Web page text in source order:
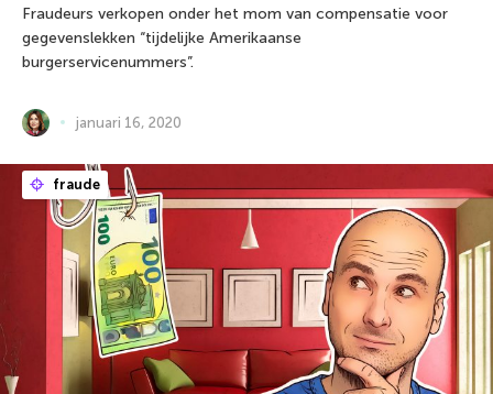
Fraudeurs verkopen onder het mom van compensatie voor
gegevenslekken “tijdelijke Amerikaanse
burgerservicenummers”.
januari 16, 2020
fraude